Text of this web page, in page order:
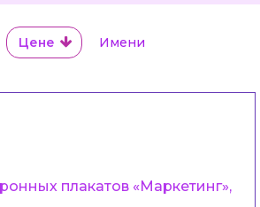
Цене Имени